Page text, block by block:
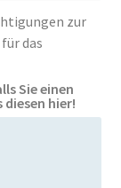
zur
das
Sie einen
hier!